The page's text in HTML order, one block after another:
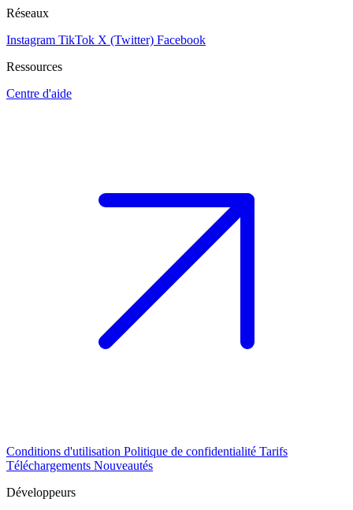
Réseaux
Instagram TikTok X (Twitter) Facebook
Ressources
Centre d'aide
Conditions d'utilisation Politique de confidentialité Tarifs
Téléchargements Nouveautés
Développeurs